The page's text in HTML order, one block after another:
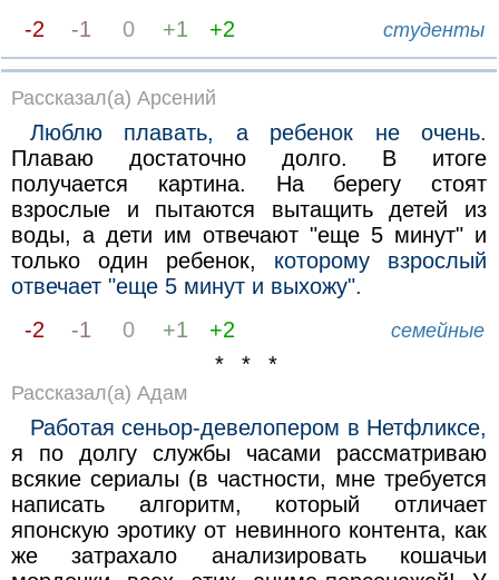
-2
-1 0 +1 +2 студенты
Рассказал(а) Арсений
Люблю плавать, а ребенок не очень.
Плаваю достаточно долго. В итоге
получается картина. На берегу стоят
взрослые и пытаются вытащить детей из
воды, а дети им отвечают "еще 5 минут" и
только один ребенок, которому взрослый
отвечает "еще 5 минут и выхожу".
-2
-1 0 +1 +2 семейные
* * *
Рассказал(а) Адам
Работая сеньор-девелопером в Нетфликсе,
я по долгу службы часами рассматриваю
всякие сериалы (в частности, мне требуется
написать алгоритм, который отличает
японскую эротику от невинного контента, как
же затрахало анализировать кошачьи